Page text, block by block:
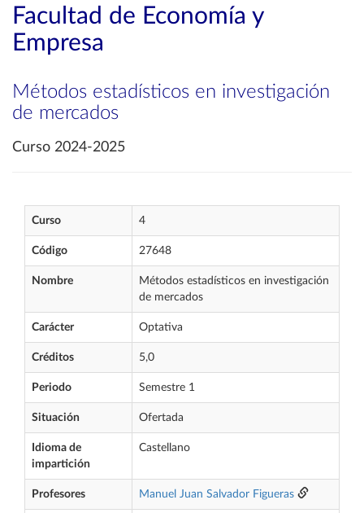
Facultad de Economía y
Empresa
Métodos estadísticos en investigación
de mercados
Curso 2024-2025
Curso 4
Código 27648
Nombre
Métodos estadísticos en investigación
de mercados
Carácter Optativa
Créditos 5,0
Periodo Semestre 1
Situación Ofertada
Idioma de
impartición
Castellano
Profesores Manuel Juan Salvador Figueras